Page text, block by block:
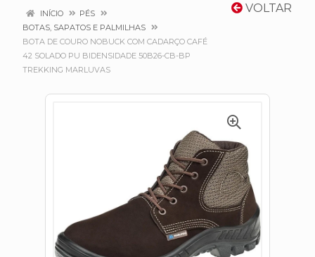
VOLTAR
INÍCIO
PÉS
BOTAS, SAPATOS E PALMILHAS
BOTA DE COURO NOBUCK COM CADARÇO CAFÉ
42 SOLADO PU BIDENSIDADE 50B26-CB-BP
TREKKING MARLUVAS